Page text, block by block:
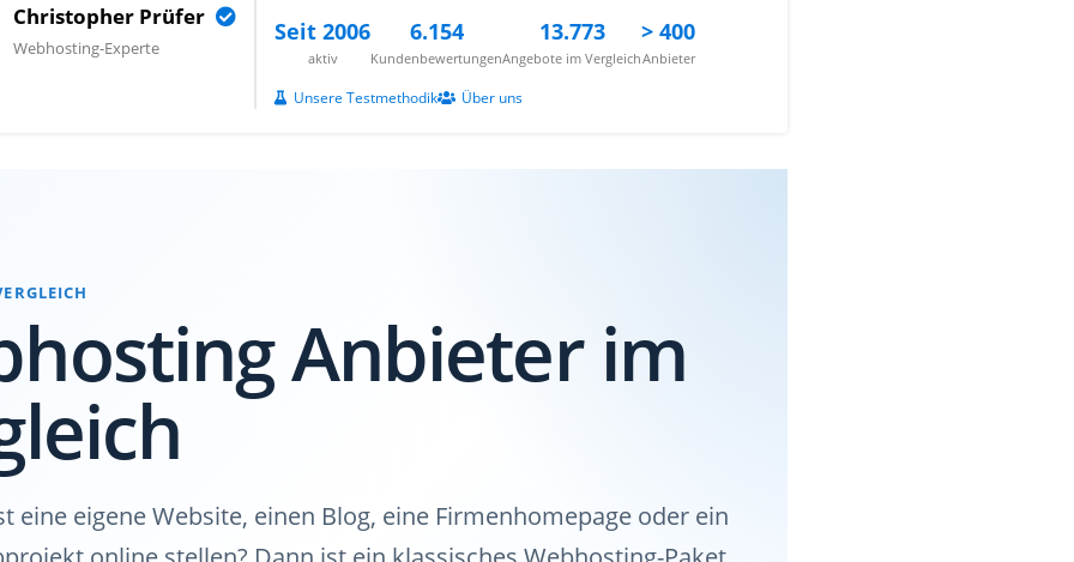
Christopher Prüfer
Webhosting-Experte
Seit 2006
aktiv
6.154
Kundenbewertungen
13.773
Angebote im Vergleich
> 400
Anbieter
Unsere Testmethodik Über uns
Anbieter im
eine eigene Website, einen Blog, eine Firmenhomepage oder ein